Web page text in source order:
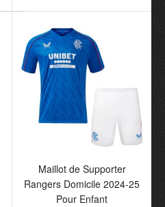
Domicile 2024-25 Pour
73.55€ 29.85€
Maillot de Supporter
Rangers Domicile 2024-25
Pour Enfant